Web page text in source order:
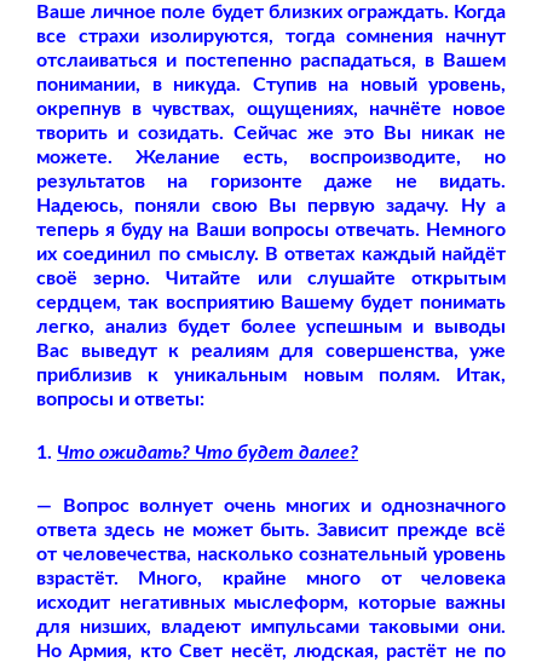
Ваше личное поле будет близких ограждать. Когда
все страхи изолируются, тогда сомнения начнут
отслаиваться и постепенно распадаться, в Вашем
понимании, в никуда. Ступив на новый уровень,
окрепнув в чувствах, ощущениях, начнёте новое
творить и созидать. Сейчас же это Вы никак не
можете. Желание есть, воспроизводите, но
результатов на горизонте даже не видать.
Надеюсь, поняли свою Вы первую задачу. Ну а
теперь я буду на Ваши вопросы отвечать. Немного
их соединил по смыслу. В ответах каждый найдёт
своё зерно. Читайте или слушайте открытым
сердцем, так восприятию Вашему будет понимать
легко, анализ будет более успешным и выводы
Вас выведут к реалиям для совершенства, уже
приблизив к уникальным новым полям. Итак,
вопросы и ответы:
1. Что ожидать? Что будет далее?
— Вопрос волнует очень многих и однозначного
ответа здесь не может быть. Зависит прежде всё
от человечества, насколько сознательный уровень
взрастёт. Много, крайне много от человека
исходит негативных мыслеформ, которые важны
для низших, владеют импульсами таковыми они.
Но Армия, кто Свет несёт, людская, растёт не по